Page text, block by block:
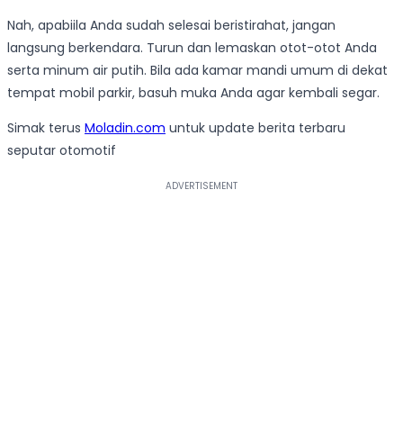
Nah, apabiila Anda sudah selesai beristirahat, jangan
langsung berkendara. Turun dan lemaskan otot-otot Anda
serta minum air putih. Bila ada kamar mandi umum di dekat
tempat mobil parkir, basuh muka Anda agar kembali segar.
Simak terus Moladin.com untuk update berita terbaru
seputar otomotif